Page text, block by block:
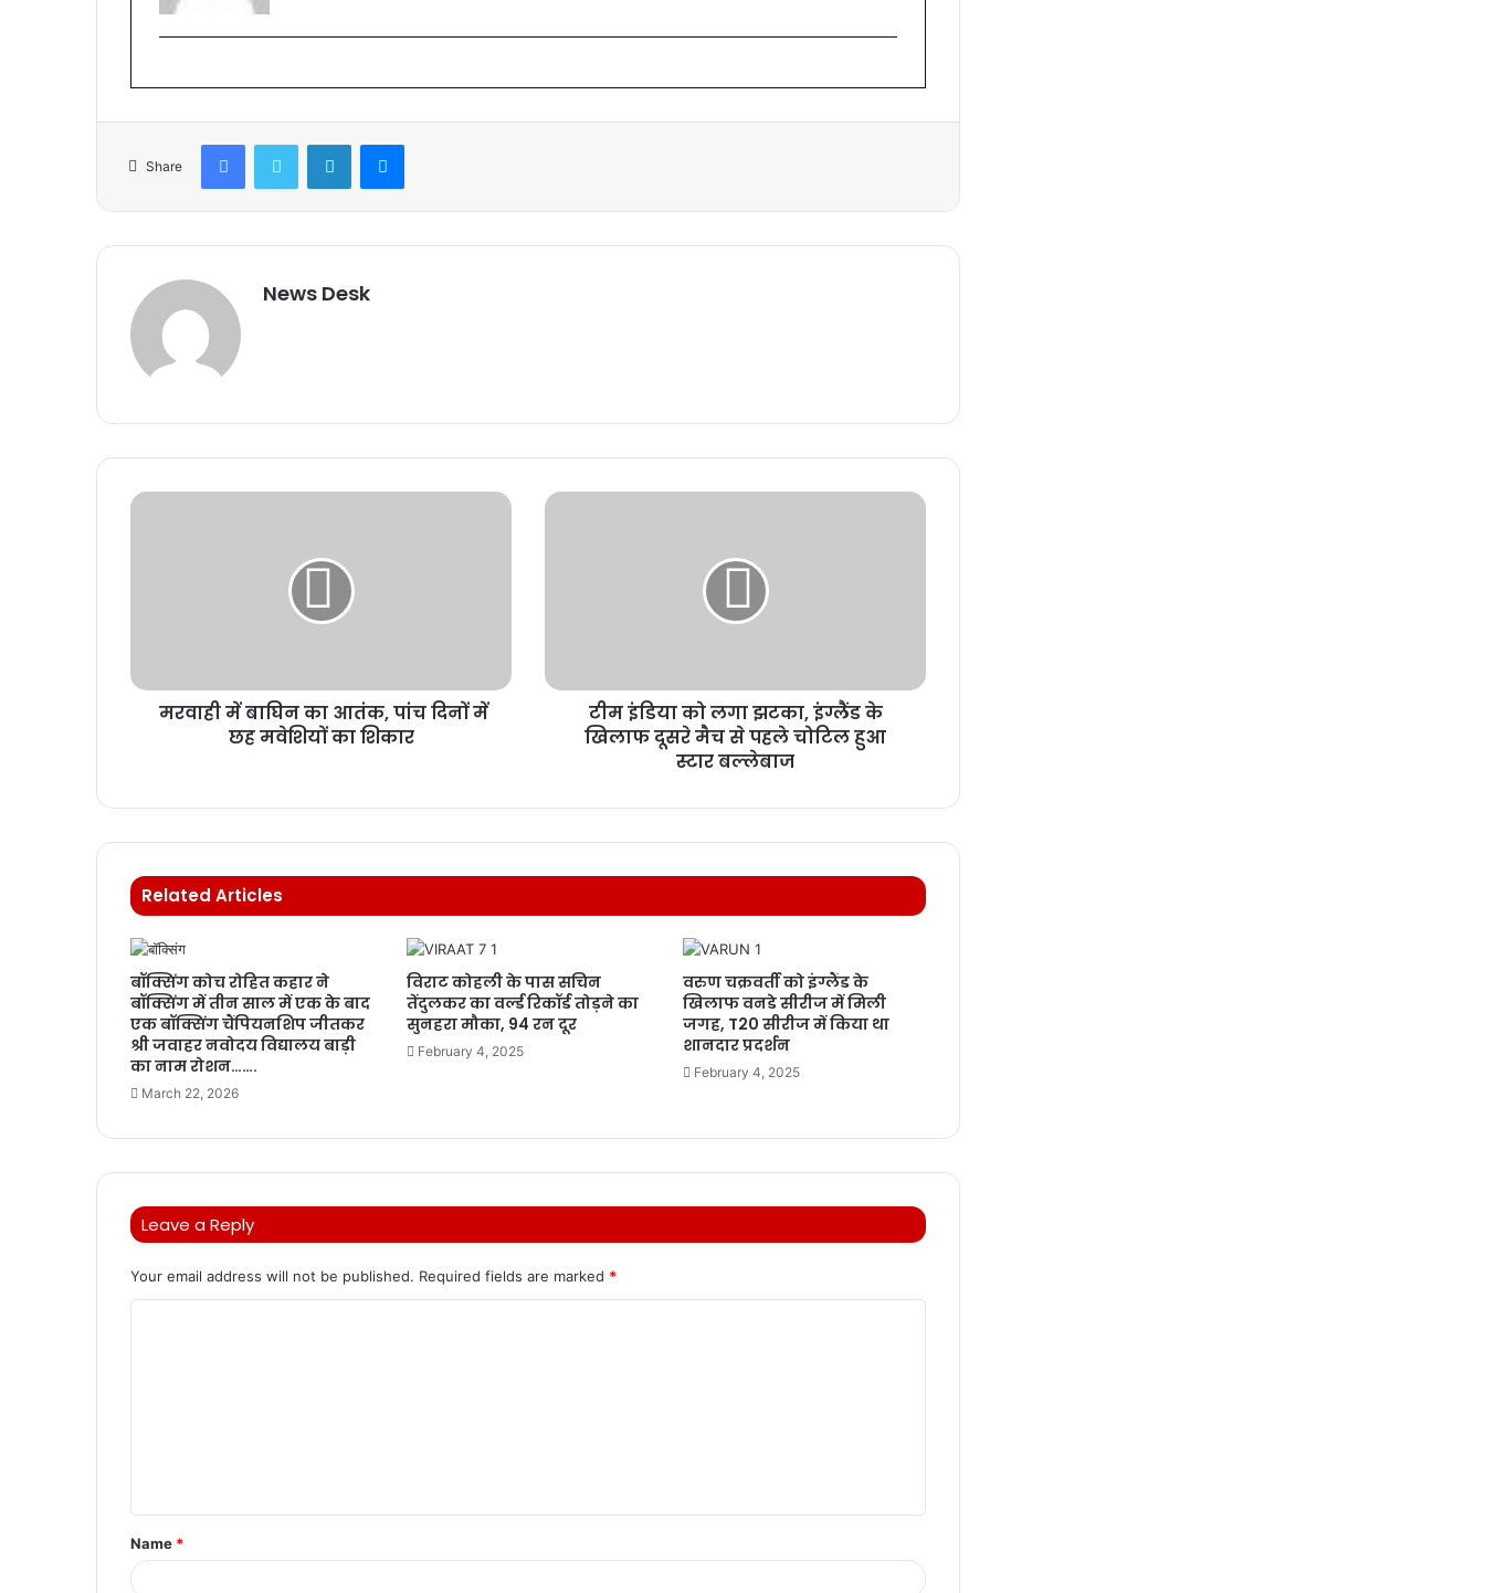
Share
News Desk
मरवाही में बाघिन का आतंक, पांच दिनों में
छह मवेशियों का शिकार
टीम इंडिया को लगा झटका, इंग्लैंड के
खिलाफ दूसरे मैच से पहले चोटिल हुआ
स्टार बल्लेबाज
Related Articles
बॉक्सिंग कोच रोहित कहार ने
बॉक्सिंग में तीन साल में एक के बाद
एक बॉक्सिंग चैंपियनशिप जीतकर
श्री जवाहर नवोदय विद्यालय बाड़ी
का नाम रोशन…….
March 22, 2026
विराट कोहली के पास सचिन
तेंदुलकर का वर्ल्ड रिकॉर्ड तोड़ने का
सुनहरा मौका, 94 रन दूर
February 4, 2025
वरुण चक्रवर्ती को इंग्लैंड के
खिलाफ वनडे सीरीज में मिली
जगह, T20 सीरीज में किया था
शानदार प्रदर्शन
February 4, 2025
Leave a Reply
Your email address will not be published. Required fields are marked *
t
*
Name *